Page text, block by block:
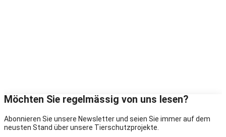
Möchten Sie regelmässig von uns lesen?
Abonnieren Sie unsere Newsletter und seien Sie immer auf dem
neusten Stand über unsere Tierschutzprojekte.